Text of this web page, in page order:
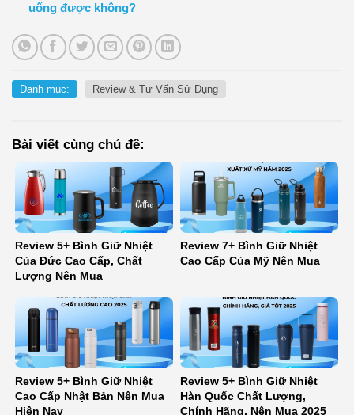
uống được không?
Danh mục: Review & Tư Vấn Sử Dụng
Bài viết cùng chủ đề:
Review 5+ Bình Giữ Nhiệt
Của Đức Cao Cấp, Chất
Lượng Nên Mua
Review 7+ Bình Giữ Nhiệt
Cao Cấp Của Mỹ Nên Mua
Review 5+ Bình Giữ Nhiệt
Cao Cấp Nhật Bản Nên Mua
Hiện Nay
Review 5+ Bình Giữ Nhiệt
Hàn Quốc Chất Lượng,
Chính Hãng, Nên Mua 2025